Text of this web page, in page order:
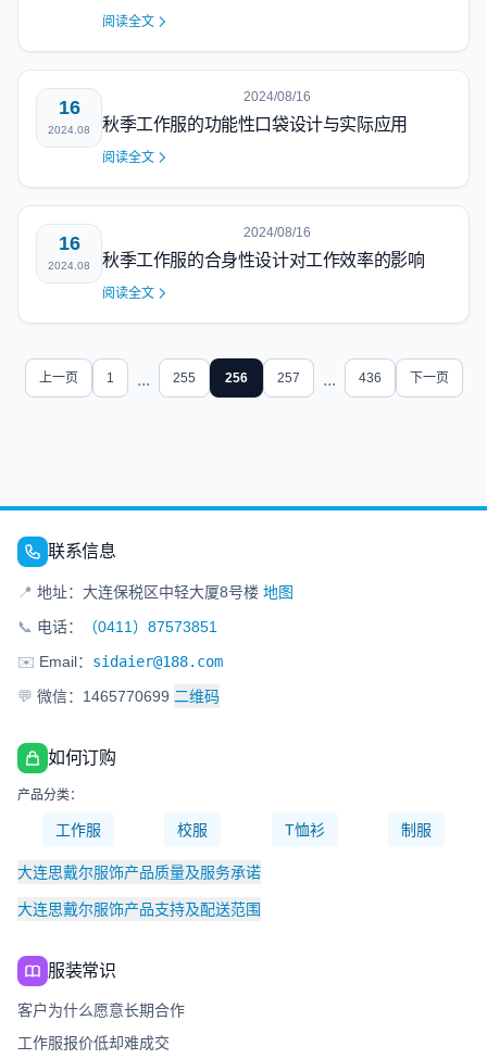
阅读全文
16
2024.08
2024/08/16
秋季工作服的功能性口袋设计与实际应用
阅读全文
16
2024.08
2024/08/16
秋季工作服的合身性设计对工作效率的影响
阅读全文
上一页 1 ... 255 256 257 ... 436 下一页
联系信息
📍 地址：大连保税区中轻大厦8号楼 地图
📞 电话：
（0411）87573851
✉️ Email： sidaier@188.com
💬 微信：1465770699 二维码
如何订购
产品分类：
工作服 校服 T恤衫 制服
大连思戴尔服饰产品质量及服务承诺
大连思戴尔服饰产品支持及配送范围
服装常识
客户为什么愿意长期合作
工作服报价低却难成交